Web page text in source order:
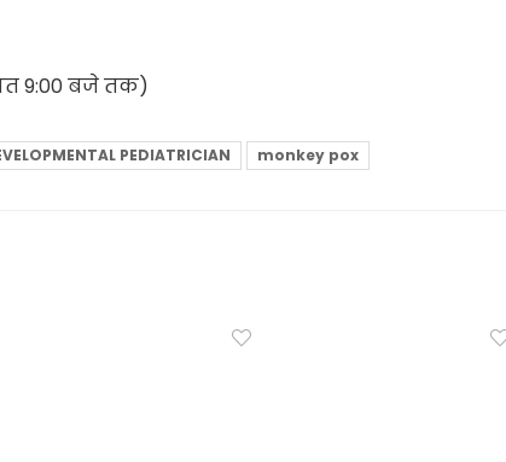
9:00 बजे तक)
PEDIATRICIAN monkey pox